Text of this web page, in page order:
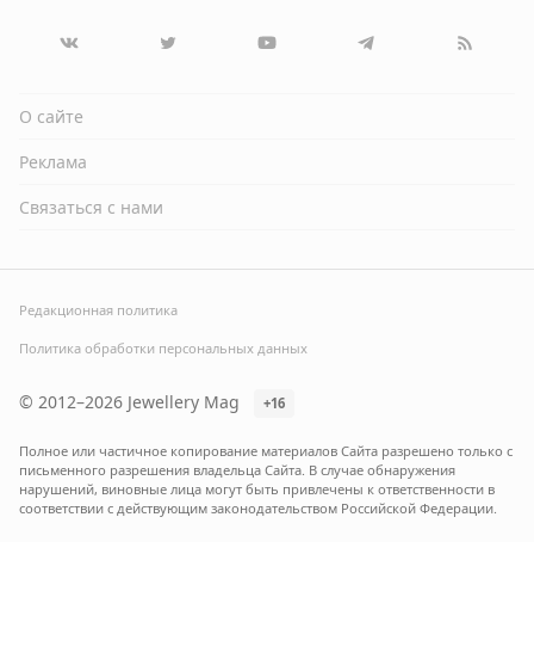
О сайте
Реклама
Связаться с нами
© 2012–2026 Jewellery Mag +16
Редакционная политика
Политика обработки персональных данных
Полное или частичное копирование материалов Сайта разрешено только с
письменного разрешения владельца Сайта. В случае обнаружения
нарушений, виновные лица могут быть привлечены к ответственности в
соответствии с действующим законодательством Российской Федерации.